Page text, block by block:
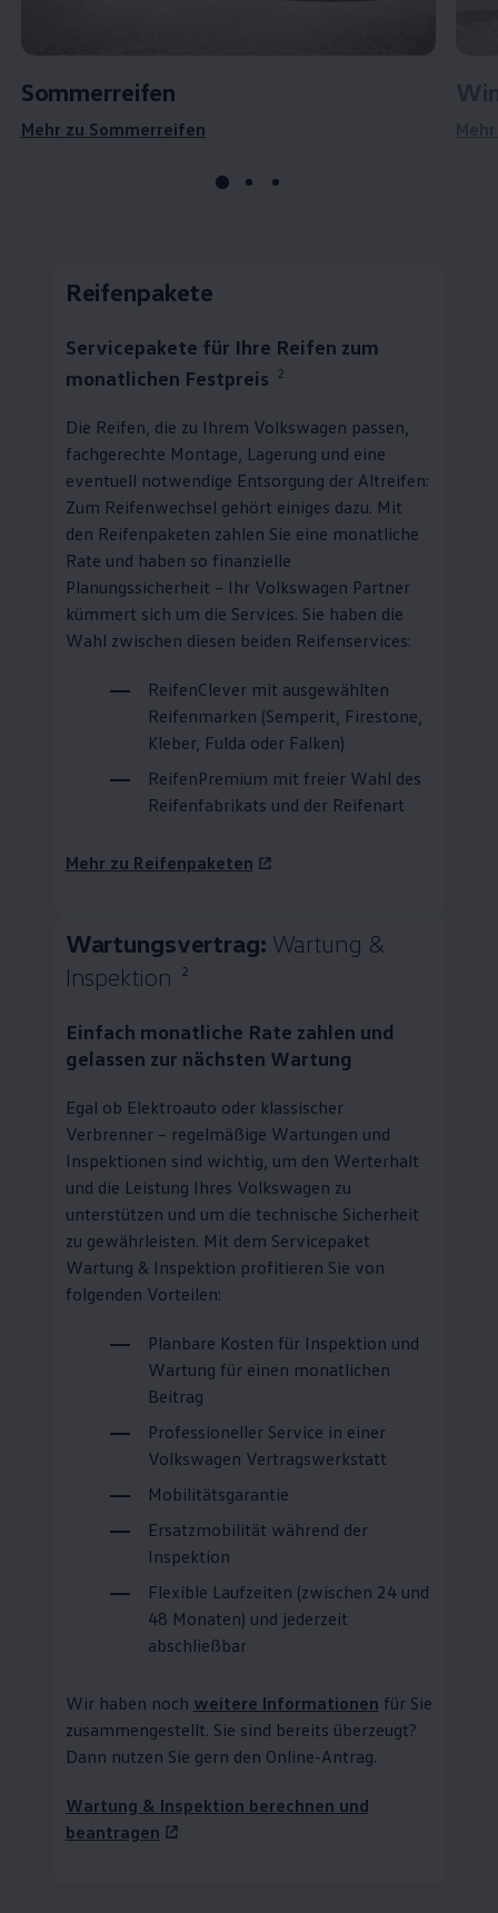
Sommerreifen
Mehr zu Sommerreifen
Reifenpakete
Servicepakete für Ihre Reifen zum
monatlichen Festpreis
2
Die Reifen, die zu Ihrem Volkswagen passen,
fachgerechte Montage, Lagerung und eine
eventuell notwendige Entsorgung der Altreifen:
Zum Reifenwechsel gehört einiges dazu. Mit
den Reifenpaketen zahlen Sie eine monatliche
Rate und haben so finanzielle
Planungssicherheit – Ihr Volkswagen Partner
kümmert sich um die Services. Sie haben die
Wahl zwischen diesen beiden Reifenservices:
ReifenClevermit ausgewählten
Reifenmarken (Semperit, Firestone,
Kleber, Fulda oder Falken)
ReifenPremium mit freier Wahl des
Reifenfabrikats und der Reifenart
Mehr zu Reifenpaketen
Wartungsvertrag: Wartung &
Inspektion
2
Einfach monatliche Rate zahlen und
gelassen zur nächsten Wartung
Egal ob Elektroauto oder klassischer
Verbrenner – regelmäßige Wartungen und
Inspektionen sind wichtig, um den Werterhalt
und die Leistung Ihres Volkswagen zu
unterstützen und um die technische Sicherheit
zu gewährleisten. Mit dem Servicepaket
Wartung & Inspektion profitieren Sie von
folgenden Vorteilen:
Planbare Kosten für Inspektion und
Wartung für einen monatlichen
Beitrag
Professioneller Service in einer
Volkswagen Vertragswerkstatt
Mobilitätsgarantie
Ersatzmobilität während der
Inspektion
Flexible Laufzeiten (zwischen 24 und
48 Monaten) und jederzeit
abschließbar
Wir haben noch weitere Informationen für Sie
zusammengestellt. Sie sind bereits überzeugt?
Dann nutzen Sie gern den Online-Antrag.
Wartung & Inspektion berechnen und
beantragen